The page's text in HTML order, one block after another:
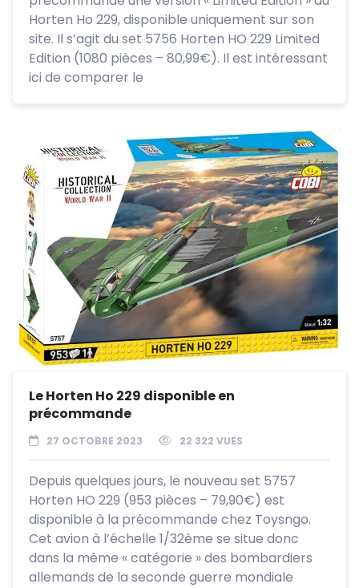
Horten Ho 229, disponible uniquement sur son
site. Il s’agit du set 5756 Horten HO 229 Limited
Edition (1080 pièces – 80,99€). Il est intéressant
ici de comparer le
Le Horten Ho 229 disponible en
précommande
27 OCTOBRE 2023 22 322 VUES
Depuis quelques jours, le nouveau set 5757
Horten HO 229 (953 pièces – 79,90€) est
disponible à la précommande chez Toysngo.
Cet avion à l’échelle 1/32ème se situe donc
dans la même « catégorie » des bombardiers
allemands de la seconde guerre mondiale